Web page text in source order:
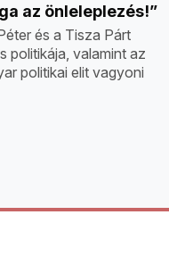
az önleleplezés!”
és a Tisza Párt
politikája, valamint az
politikai elit vagyoni